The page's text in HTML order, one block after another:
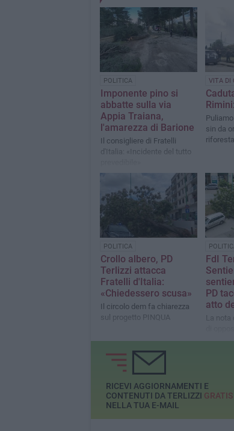
POLITICA
Imponente pino si
abbatte sulla via
Appia Traiana,
l'amarezza di Barione
Il consigliere di Fratelli
d'Italia: «Incidente del tutto
VITA DI
sin da
POLITICA
Crollo albero, PD
Terlizzi attacca
Fratelli d'Italia:
«Chiedessero scusa»
Il circolo dem fa chiarezza
sul progetto PINQUA
FdI
PD
atto
La nota
di
RICEVI AGGIORNAMENTI E
CONTENUTI DA TERLIZZI GRATIS
NELLA TUA E-MAIL